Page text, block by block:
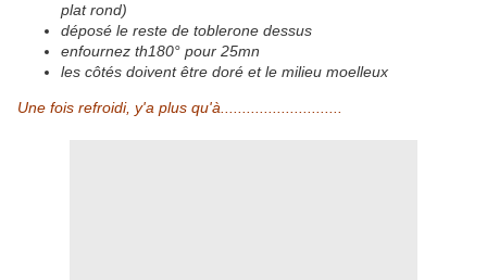
plat rond)
déposé le reste de toblerone dessus
enfournez th180° pour 25mn
les côtés doivent être doré et le milieu moelleux
Une fois refroidi, y'a plus qu'à............................